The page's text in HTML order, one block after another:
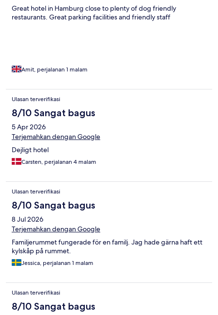
Great hotel in Hamburg close to plenty of dog friendly
restaurants. Great parking facilities and friendly staff
Amit, perjalanan 1 malam
Ulasan terverifikasi
8/10 Sangat bagus
5 Apr 2026
Terjemahkan dengan Google
Dejligt hotel
Carsten, perjalanan 4 malam
Ulasan terverifikasi
8/10 Sangat bagus
8 Jul 2026
Terjemahkan dengan Google
Familjerummet fungerade för en familj. Jag hade gärna haft ett
kylskåp på rummet.
Jessica, perjalanan 1 malam
Ulasan terverifikasi
8/10 Sangat bagus